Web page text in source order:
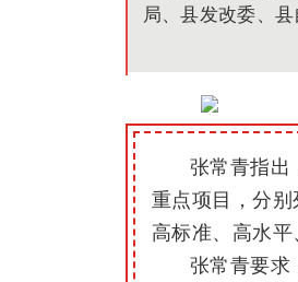
局、县发改委、
张常青指出
重点项目，分
高标准、高水
张常青要求